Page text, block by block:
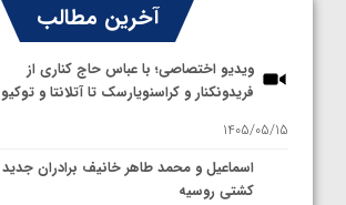
آخرین مطالب
ویدیو اختصاصی؛ با عباس حاج کناری از
فریدونکنار و کراسنویارسک تا آتلانتا و توکیو
1405/05/15
اسماعیل و محمد طاهر خانیف برادران جدید
کشتی روسیه